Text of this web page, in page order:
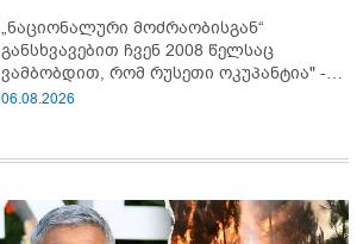
„ნაციონალური მოძრაობისგან“
განსხვავებით ჩვენ 2008 წელსაც
ვამბობდით, რომ რუსეთი ოკუპანტია" -
ნინო წილოსანი
06.08.2026